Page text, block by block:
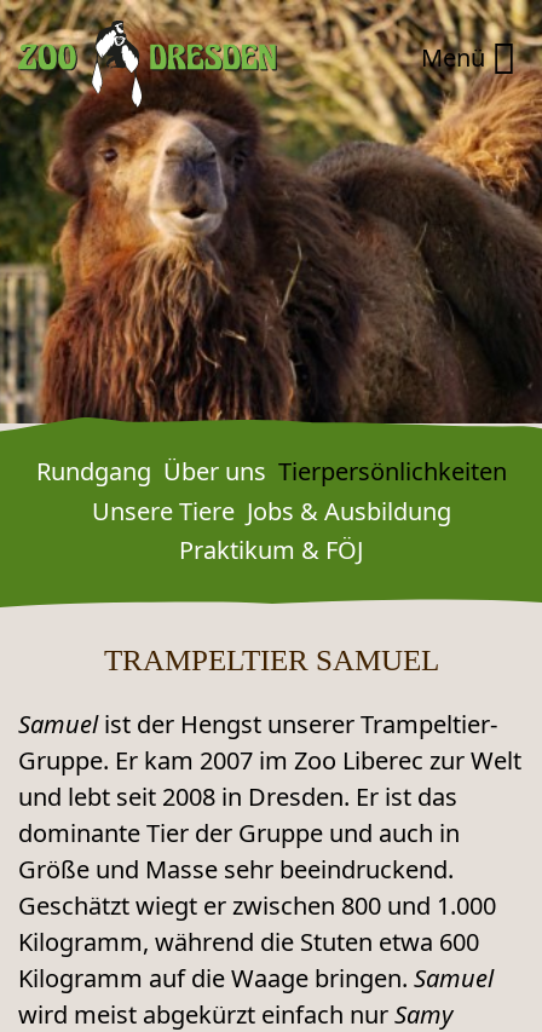
Zum Hauptinhalt springen
Zur Navigation springen
Zur Schnellnavigation springen
Menü
Rundgang Über uns Tierpersönlich­keiten
Unsere Tiere Jobs & Ausbildung
Praktikum & FÖJ
TRAMPELTIER SAMUEL
Samuelist der Hengst unserer Trampeltier-
Gruppe. Er kam 2007 im Zoo Liberec zur Welt
und lebt seit 2008 in Dresden. Er ist das
dominante Tier der Gruppe und auch in
Größe und Masse sehr beeindruckend.
Geschätzt wiegt er zwischen 800 und 1.000
Kilogramm, während die Stuten etwa 600
Kilogramm auf die Waage bringen. Samuel
wird meist abgekürzt einfach nurSamy